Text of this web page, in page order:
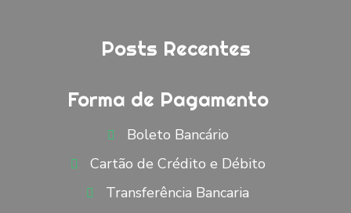
Posts Recentes
Forma de Pagamento
Boleto Bancário
Cartão de Crédito e Débito
Transferência Bancaria